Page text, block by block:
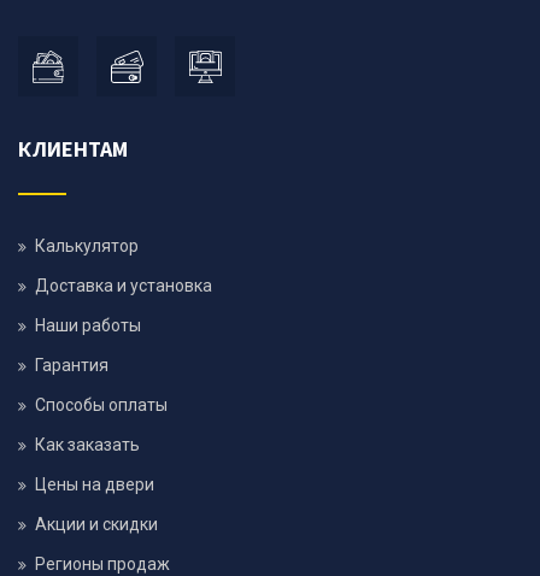
КЛИЕНТАМ
Калькулятор
Доставка и установка
Наши работы
Гарантия
Способы оплаты
Как заказать
Цены на двери
Акции и скидки
Регионы продаж